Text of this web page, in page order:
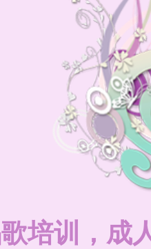
培训，成